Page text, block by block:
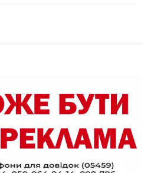
втраченого дому
собі, або як уникнути
приїду й одружуся…»: Пам’яті
Богдана Ємця (ВІДЕО)
та ризик дефіциту: чому в